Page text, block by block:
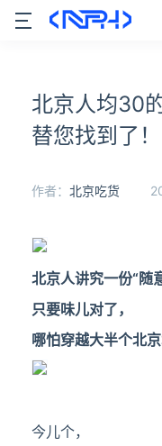
北京人均30
替您找到了！
作者： 北京吃货
北京人讲究一份“随意
只要味儿对了，
哪怕穿越大半个北
今儿个，